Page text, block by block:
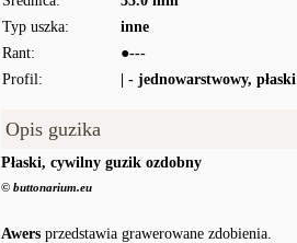
Typ uszka:
inne
Rant:
●---
Profil:
| - jednowarstwowy, płaski
Opis guzika
Płaski, cywilny guzik ozdobny
© buttonarium.eu
Awers przedstawia grawerowane zdobienia.